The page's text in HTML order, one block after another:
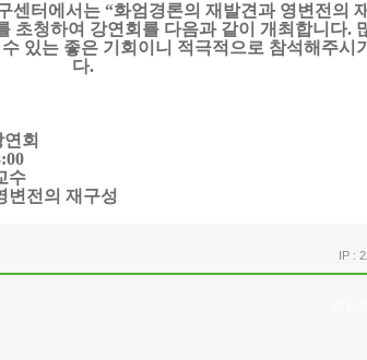
센터에서는 “화엄경론의 재발견과 영변전의
초청하여 강연회를 다음과 같이 개최합니다.
있는 좋은 기회이니 적극적으로 참석해주시
다.
회
수
변전의 재구성
IP :